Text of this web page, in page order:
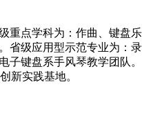
重点学科为：作曲、键盘乐
省级应用型示范专业为：录
键盘系手风琴教学团队。
新实践基地。